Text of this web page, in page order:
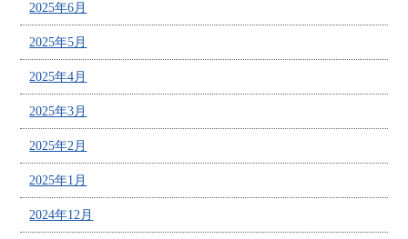
2025年6月
2025年5月
2025年4月
2025年3月
2025年2月
2025年1月
2024年12月